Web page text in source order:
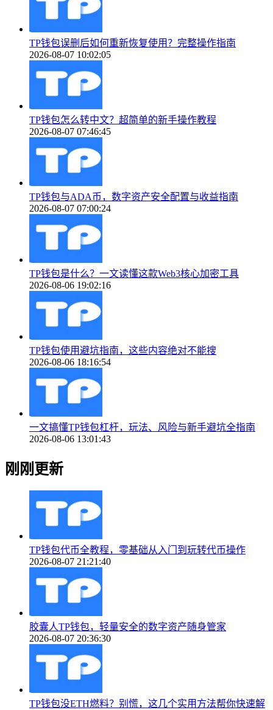
TP钱包误删后如何重新恢复使用？完整操作指南
2026-08-07 10:02:05
TP钱包怎么转中文？超简单的新手操作教程
2026-08-07 07:46:45
TP钱包与ADA币，数字资产安全配置与收益指南
2026-08-07 07:00:24
TP钱包是什么？一文读懂这款Web3核心加密工具
2026-08-06 19:02:16
TP钱包使用避坑指南，这些内容绝对不能搜
2026-08-06 18:16:54
一文搞懂TP钱包杠杆，玩法、风险与新手避坑全指南
2026-08-06 13:01:43
刚刚更新
TP钱包代币全教程，零基础从入门到玩转代币操作
2026-08-07 21:21:40
胶囊人TP钱包，轻量安全的数字资产随身管家
2026-08-07 20:36:30
TP钱包没ETH燃料？别慌，这几个实用方法帮你快速解